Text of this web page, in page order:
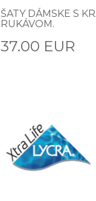
ŠATY DÁMSKE S
RUKÁVOM.
37.00 EUR